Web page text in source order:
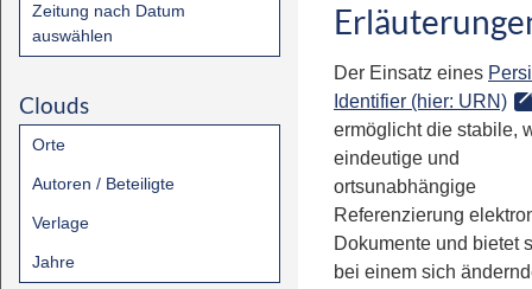
Zeitung nach Datum
auswählen
Clouds
Orte
Autoren / Beteiligte
Verlage
Jahre
Der Einsatz eines
Identifier (hier: URN)
ermöglicht die stabile,
eindeutige und
ortsunabhängige
Referenzierung
Dokumente und bietet
bei einem sich